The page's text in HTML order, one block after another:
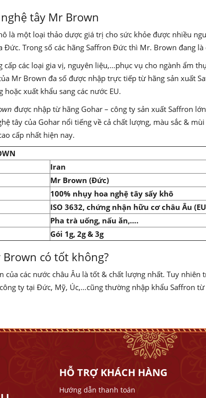
tây Mr Brown
là một loại thảo dược giá trị cho sức khỏe được nhiều
Trong số các hãng Saffron Đức thì Mr. Brown đang
cấp các loại gia vị, nguyên liệu,…phục vụ cho ngành ẩm
Mr Brown đa số được nhập trực tiếp từ hãng sản xuất
xuất khẩu sang các nước EU.
được nhập từ hãng Gohar – công ty sản xuất Saffron
tây của Gohar nổi tiếng về cả chất lượng, màu sắc &
cấp nhất hiện nay.
Iran
Mr Brown (Đức)
100% nhụy hoa nghệ tây sấy khô
ISO 3632, chứng nhận hữu cơ châu Âu
Pha trà uống, nấu ăn,….
Gói 1g, 2g & 3g
có tốt không?
của các nước châu Âu là tốt & chất lượng nhất. Tuy
ty tại Đức, Mỹ, Úc,…cũng thường nhập khẩu Saffron
HỖ TRỢ KHÁCH HÀNG
Hướng dẫn thanh toán